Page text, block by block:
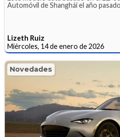
Automóvil de Shanghái el año
Lizeth Ruiz
Miércoles, 14 de enero de 2026
Novedades